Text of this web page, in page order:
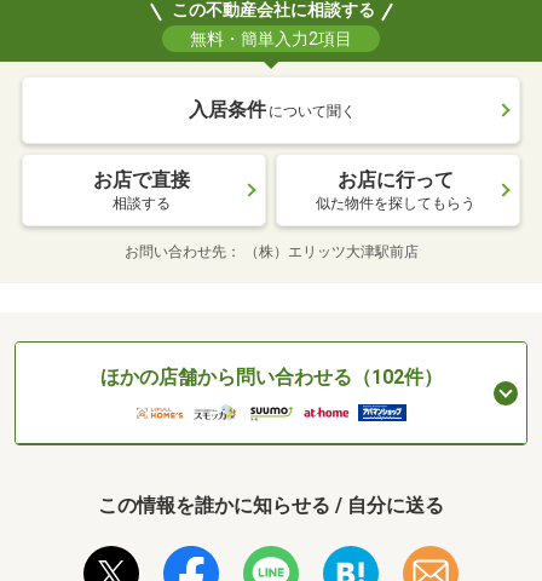
この不動産会社に相談する
無料・簡単入力2項目
入居条件 について聞く
お店で直接
相談する
お店に行って
似た物件を探してもらう
お問い合わせ先 （株）エリッツ大津駅前店
ほかの店舗から問い合わせる（102件）
この情報を誰かに知らせる / 自分に送る